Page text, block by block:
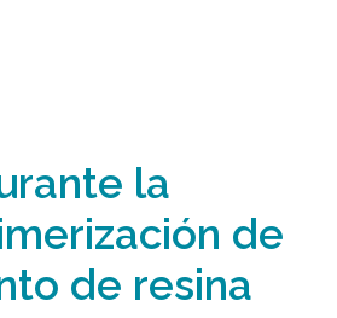
la
de
de resina